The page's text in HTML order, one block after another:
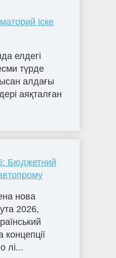
іске
елдегі
түрде
алдағы
аяқталған
Бюджетний
нова
2026,
лі...